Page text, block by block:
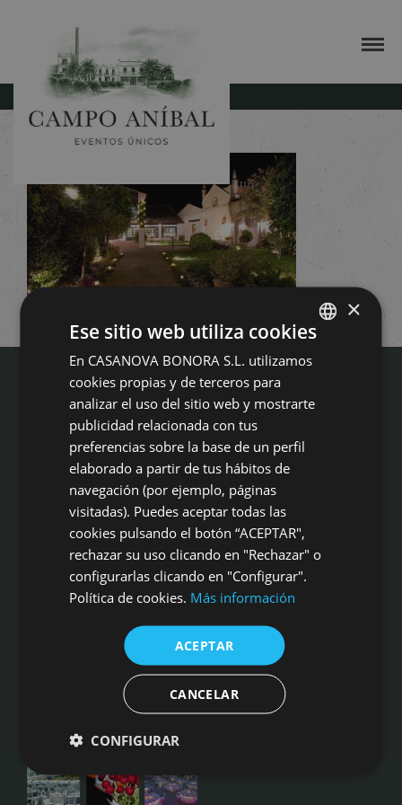
espacios-campoanibal-full
Campo Aníbal es mucho más que una masía centenaria idílica para
cualquier tipo de celebración. Es un marco incomparable, con alta
cocina, aperitivos inigualables, profesionalidad en eventos, las
mejores calidades en gastronomía y servicio, a sólo 20 kms de
Valencia ciudad
Masía Campo Aníbal
Camino de Liria s/n, 46540 El Puig
Tel: 961 41 00 16 | 620 832 378
Fax: 961 410 353
OPINIONES DE NUESTROS NOVIOS
CANAL INFORMANTE
SIGUENOS EN INSTAGRAM
SPANISH
×
Ese sitio web utiliza cookies
En CASANOVA BONORA S.L. utilizamos
cookies propias y de terceros para
analizar el uso del sitio web y mostrarte
publicidad relacionada con tus
preferencias sobre la base de un perfil
elaborado a partir de tus hábitos de
navegación (por ejemplo, páginas
visitadas). Puedes aceptar todas las
cookies pulsando el botón “ACEPTAR",
rechazar su uso clicando en "Rechazar" o
configurarlas clicando en "Configurar".
Política de cookies. Más información
ACEPTAR
CANCELAR
CONFIGURAR